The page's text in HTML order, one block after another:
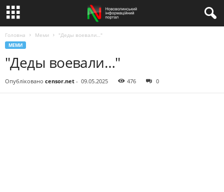
Головна Меми "Деды воевали…"
МЕМИ
"Деды воевали…"
Опубліковано censor.net - 09.05.2025 476 0